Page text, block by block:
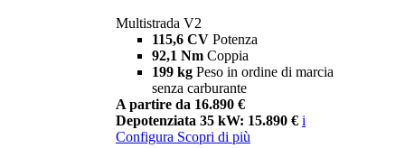
Multistrada V2
115,6 CV Potenza
92,1 Nm Coppia
199 kg Peso in ordine di marcia
senza carburante
A partire da 16.890 €
Depotenziata 35 kW: 15.890 € i
Configura Scopri di più